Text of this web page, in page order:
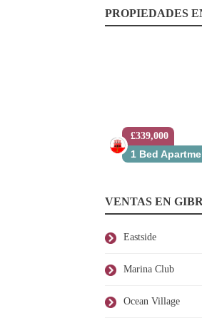
PROPIEDADES
£339,000
1 Bed
VENTAS EN
Eastside
Marina Club
Ocean Village